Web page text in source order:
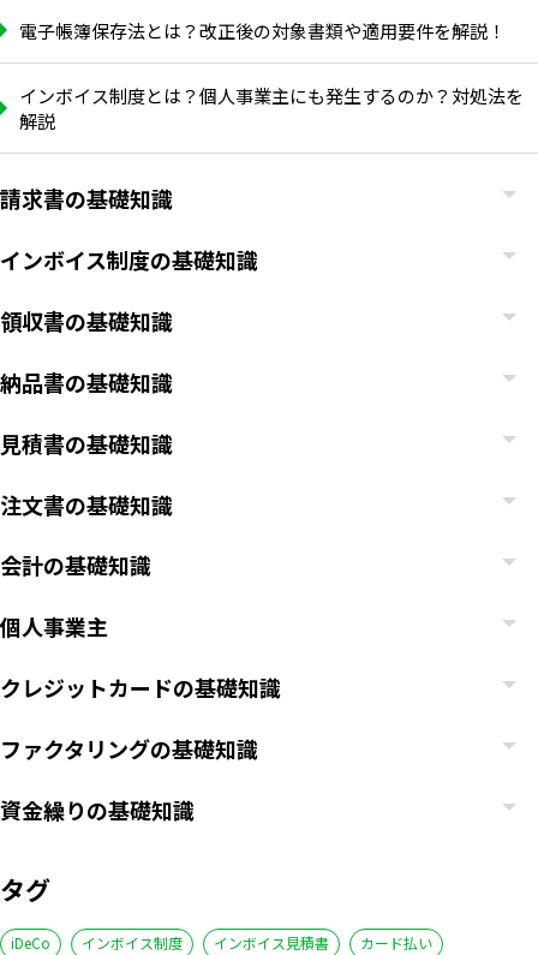
電子帳簿保存法とは？改正後の対象書類や適用要件を解説！
インボイス制度とは？個人事業主にも発生するのか？対処法を
解説
請求書の基礎知識
インボイス制度の基礎知識
領収書の基礎知識
納品書の基礎知識
見積書の基礎知識
注文書の基礎知識
会計の基礎知識
個人事業主
クレジットカードの基礎知識
ファクタリングの基礎知識
資金繰りの基礎知識
タグ
iDeCo インボイス制度 インボイス見積書
カード払い